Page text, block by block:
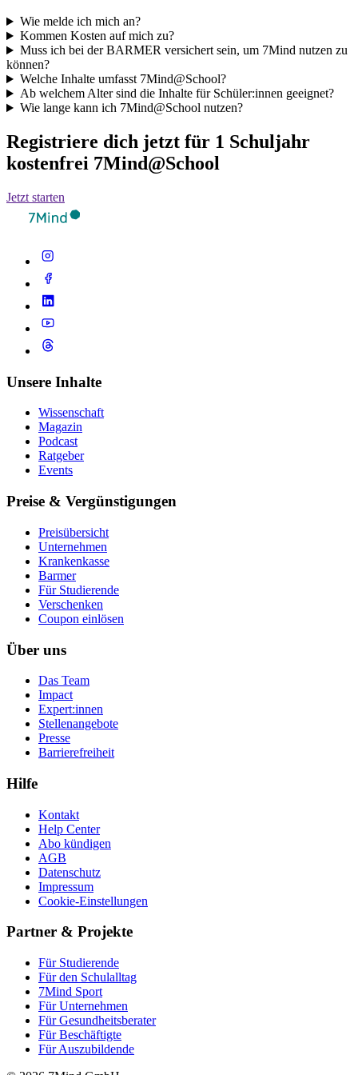
Wie melde ich mich an?
Kommen Kosten auf mich zu?
Muss ich bei der BARMER versichert sein, um 7Mind nutzen zu
können?
Welche Inhalte umfasst 7Mind@School?
Ab welchem Alter sind die Inhalte für Schüler:innen geeignet?
Wie lange kann ich 7Mind@School nutzen?
Registriere dich jetzt für 1 Schuljahr
kostenfrei 7Mind@School
Jetzt starten
Unsere Inhalte
Wissenschaft
Magazin
Podcast
Ratgeber
Events
Preise & Vergünstigungen
Preisübersicht
Unternehmen
Krankenkasse
Barmer
Für Studierende
Ver­schen­ken
Coupon einlösen
Über uns
Das Team
Impact
Expert:innen
Stellenangebote
Presse
Barrierefreiheit
Hilfe
Kontakt
Help Center
Abo kündigen
AGB
Datenschutz
Impressum
Cookie-Einstellungen
Partner & Projekte
Für Stu­die­rende
Für den Schulalltag
7Mind Sport
Für Unter­neh­men
Für Gesund­heits­be­ra­ter
Für Beschäftigte
Für Auszubildende